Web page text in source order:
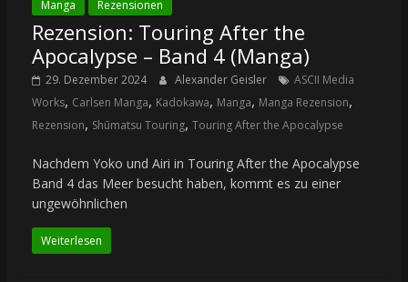
Manga Rezensionen
Rezension: Touring After the
Apocalypse – Band 4 (Manga)
29. Dezember 2024 Alexander Geisler
ASCII Media
Works, Carlsen Manga, Kadokawa, Manga, Manga Rezension,
Rezension, Shūmatsu Touring, Touring After the Apocalypse
Nachdem Yoko und Airi in Touring After the Apocalypse
Band 4 das Meer besucht haben, kommt es zu einer
ungewöhnlichen
Weiterlesen